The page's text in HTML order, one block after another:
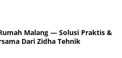
Malang — Solusi Praktis &
Dari Zidha Tehnik